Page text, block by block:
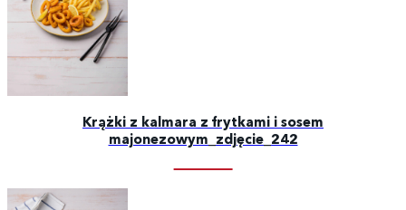
Krążki z kalmara z frytkami i sosem
majonezowym_zdjęcie_242